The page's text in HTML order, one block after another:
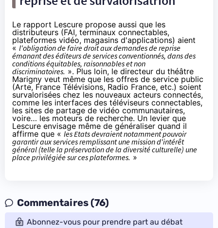
Le rapport Lescure propose aussi que les
distributeurs (FAI, terminaux connectables,
plateformes vidéo, magasins d'applications) aient
« l'obligation de faire droit aux demandes de reprise
émanant des éditeurs de services conventionnés, dans des
conditions équitables, raisonnables et non
discriminatoires. ». Plus loin, le directeur du théâtre
Marigny veut même que les offres de service public
(Arte, France Télévisions, Radio France, etc.) soient
survalorisées chez les nouveaux acteurs connectés,
comme les interfaces des téléviseurs connectables,
les sites de partage de vidéo communautaires,
voire… les moteurs de recherche. Un levier que
Lescure envisage même de généraliser quand il
affirme que « les Etats devraient notamment pouvoir
garantir aux services remplissant une mission d'intérêt
général (telle la préservation de la diversité culturelle) une
place privilégiée sur ces plateformes. »
Commentaires (76)
Abonnez-vous pour prendre part au débat